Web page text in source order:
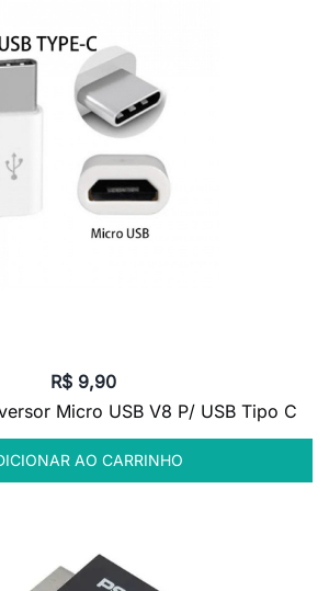
R$ 9,90
Micro USB V8 P/ USB Tipo C
AO CARRINHO